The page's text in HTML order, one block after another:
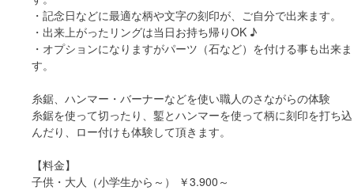
・記念日などに最適な柄や文字の刻印が、ご自分で出来ます。
・出来上がったリングは当日お持ち帰りOK ♪
・オプションになりますがパーツ（石など）を付ける事も出来ま
す。
糸鋸、ハンマー・バーナーなどを使い職人のさながらの体験
糸鋸を使って切ったり、鏨とハンマーを使って柄に刻印を打ち込
んだり、ロー付けも体験して頂きます。
【料金】
子供・大人（小学生から～） ￥3.900～